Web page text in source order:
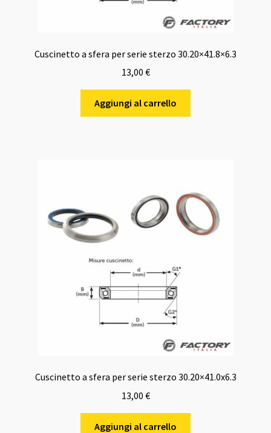
Cuscinetto a sfera per serie sterzo 30.20×41.8×6.3
13,00 €
Aggiungi al carrello
Cuscinetto a sfera per serie sterzo 30.20×41.0x6.3
13,00 €
Aggiungi al carrello